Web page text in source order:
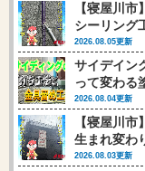
【寝屋川
シーリング
2026.08.05更新
サイデイン
って変わる
2026.08.04更新
【寝屋川
生まれ変わ
2026.08.03更新